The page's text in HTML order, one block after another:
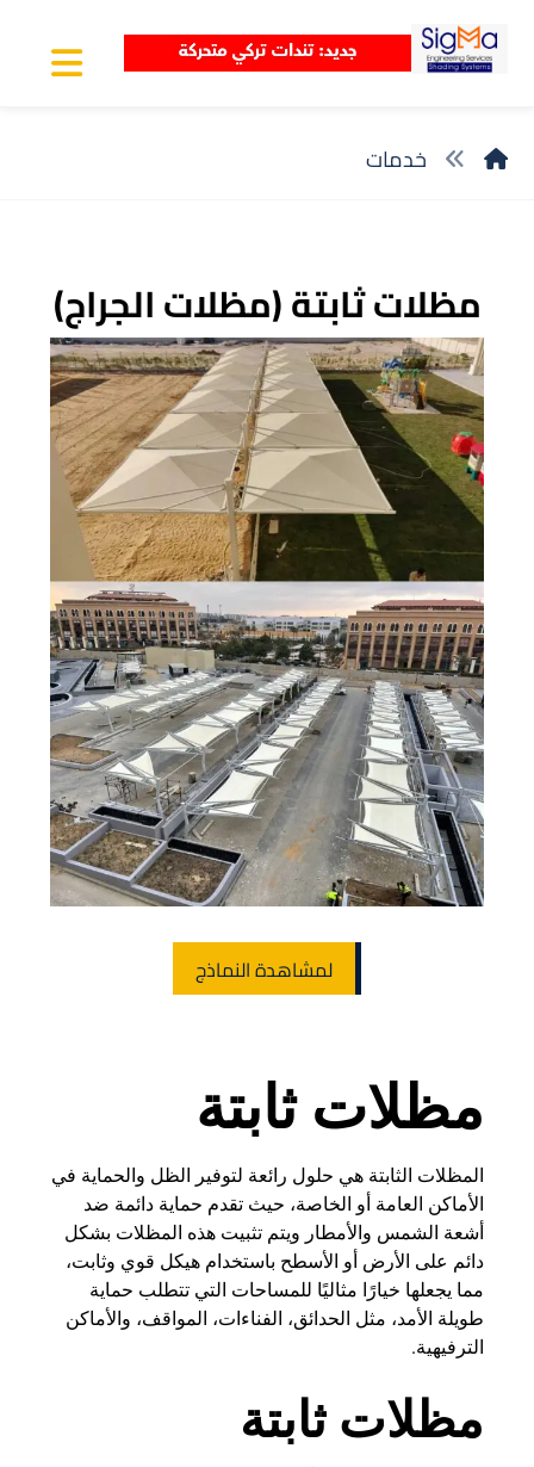
خدمات
مظلات ثابتة (مظلات الجراج)
لمشاهدة النماذج
مظلات ثابتة
المظلات الثابتة هي حلول رائعة لتوفير الظل والحماية في
الأماكن العامة أو الخاصة، حيث تقدم حماية دائمة ضد
أشعة الشمس والأمطار ويتم تثبيت هذه المظلات بشكل
دائم على الأرض أو الأسطح باستخدام هيكل قوي وثابت،
مما يجعلها خيارًا مثاليًا للمساحات التي تتطلب حماية
طويلة الأمد، مثل الحدائق، الفناءات، المواقف، والأماكن
الترفيهية.
مظلات ثابتة